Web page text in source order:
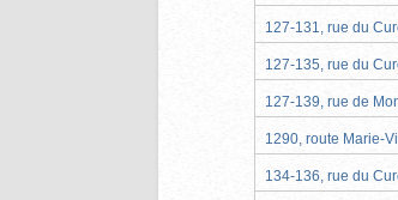
127-131, rue du
127-135, rue du
127-139, rue de
1290, route Marie-
134-136, rue du